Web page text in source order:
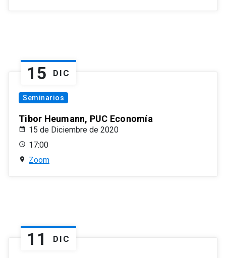
15 DIC
Seminarios
Tibor Heumann, PUC Economía
15 de Diciembre de 2020
17:00
Zoom
11 DIC